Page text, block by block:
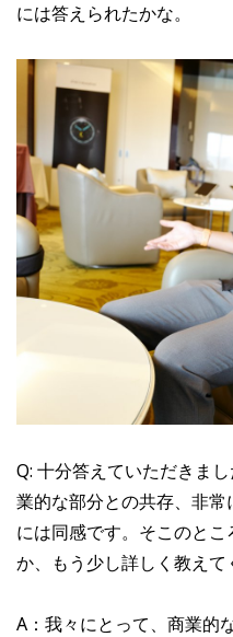
には答えられたかな。
Q: 十分答えていただきま
業的な部分との共存、非
には同感です。そこのと
か、もう少し詳しく教えて
A：我々にとって、商業的